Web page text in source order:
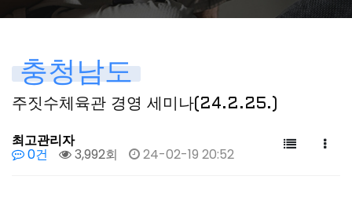
충청남도
주짓수체육관 경영 세미나(24.2.25.)
최고관리자
0건 3,992회 24-02-19 20:52